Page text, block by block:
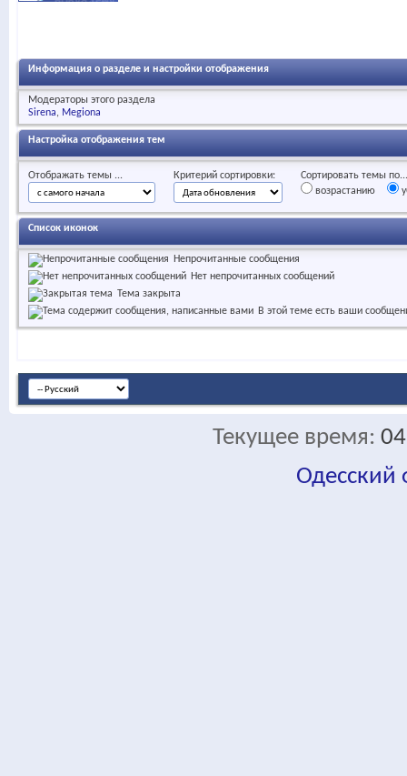
Информация о разделе и настройки отображения
Модераторы этого раздела
Sirena
Megiona
Настройка отображения тем
Отображать темы ... Критерий сортировки:
Сортировать темы по...
возрастанию
Список иконок
Непрочитанные сообщения
Нет непрочитанных сообщений
Тема закрыта
В этой теме есть ваши
Текущее время:
Одесский